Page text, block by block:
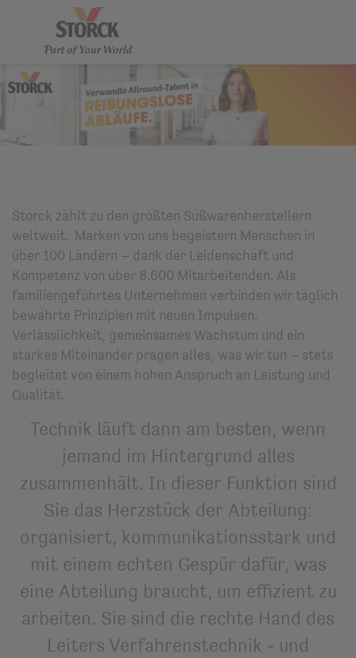
Storck zählt zu den größten Süßwarenherstellern
weltweit. Marken von uns begeistern Menschen in
über 100 Ländern – dank der Leidenschaft und
Kompetenz von über 8.600 Mitarbeitenden. Als
familiengeführtes Unternehmen verbinden wir täglich
bewährte Prinzipien mit neuen Impulsen.
Verlässlichkeit, gemeinsames Wachstum und ein
starkes Miteinander prägen alles, was wir tun – stets
begleitet von einem hohen Anspruch an Leistung und
Qualität.
Technik läuft dann am besten, wenn
jemand im Hintergrund alles
zusammenhält. In dieser Funktion sind
Sie das Herzstück der Abteilung:
organisiert, kommunikationsstark und
mit einem echten Gespür dafür, was
eine Abteilung braucht, um effizient zu
arbeiten. Sie sind die rechte Hand des
Leiters Verfahrenstechnik - und